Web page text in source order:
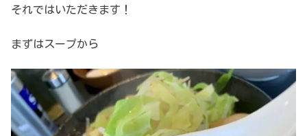
それではいただきます！
まずはスープから